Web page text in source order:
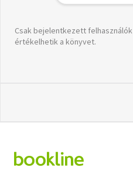
Csak bejelentkezett felhasználók
értékelhetik a könyvet.